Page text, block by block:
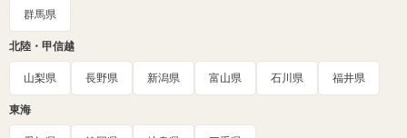
群馬県
北陸・甲信越
山梨県 長野県 新潟県 富山県 石川県 福井県
東海